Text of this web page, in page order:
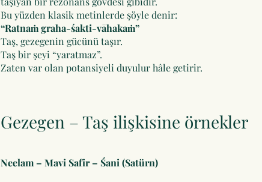
Bu yüzden klasik metinlerde şöyle denir:
“Ratnaṁ graha-śakti-vāhakaṁ”
Taş, gezegenin gücünü taşır.
Taş bir şeyi “yaratmaz”.
Zaten var olan potansiyeli duyulur hâle getirir.
Gezegen – Taş ilişkisine örnekler
Neelam – Mavi Safir – Śani (Satürn)